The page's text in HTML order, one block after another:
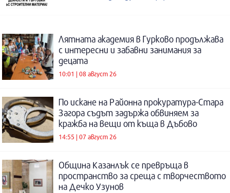
Лятната академия в Гурково продължава
с интересни и забавни занимания за
децата
10:01 | 08 август 26
По искане на Районна прокуратура-Стара
Загора съдът задържа обвиняем за
кражба на вещи от къща в Дъбово
14:55 | 07 август 26
Община Казанлък се превръща в
пространство за среща с творчеството
на Дечко Узунов